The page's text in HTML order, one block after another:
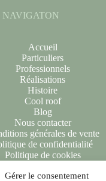
Gérer le consentement
NAVIGATON
Accueil
Particuliers
Professionnels
Réalisations
Histoire
Cool roof
Blog
Nous contacter
générales de vente
de confidentialité
Politique de cookies